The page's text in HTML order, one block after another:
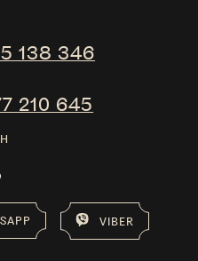
138 346
210 645
VIBER